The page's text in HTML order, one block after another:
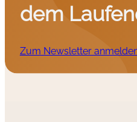
dem
Zum Newsletter